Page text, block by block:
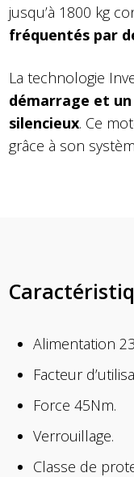
jusqu’à 1800 kg
fréquentés par
La technologie
démarrage et
silencieux. Ce
grâce à son
Alimentation
Facteur
Force 45Nm.
Verrouillage.
Classe de